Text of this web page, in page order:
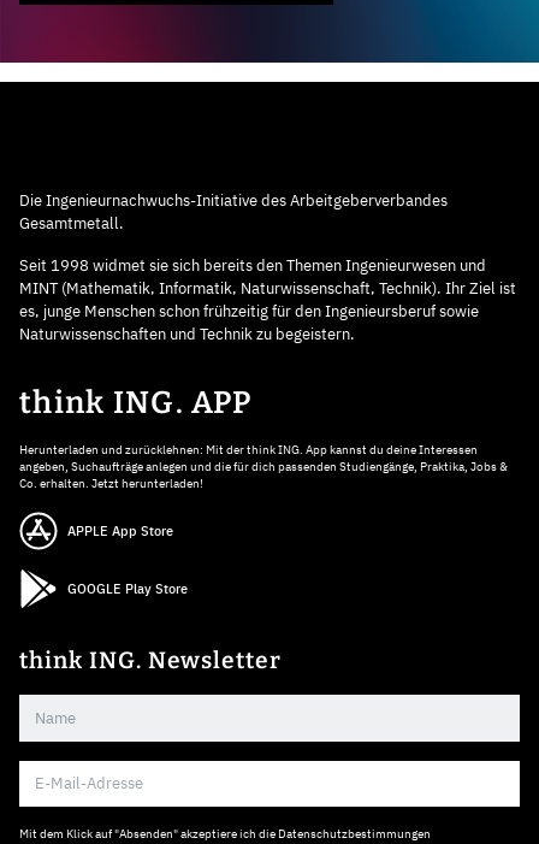
Die Ingenieurnachwuchs-Initiative des Arbeitgeberverbandes
Gesamtmetall.
Seit 1998 widmet sie sich bereits den Themen Ingenieurwesen und
MINT (Mathematik, Informatik, Naturwissenschaft, Technik). Ihr Ziel ist
es, junge Menschen schon frühzeitig für den Ingenieursberuf sowie
Naturwissenschaften und Technik zu begeistern.
think ING. APP
Herunterladen und zurücklehnen: Mit der think ING. App kannst du deine Interessen
angeben, Suchaufträge anlegen und die für dich passenden Studiengänge, Praktika, Jobs &
Co. erhalten. Jetzt herunterladen!
APPLE App Store
GOOGLE Play Store
think ING. Newsletter
Mit dem Klick auf "Absenden" akzeptiere ich die Datenschutzbestimmungen